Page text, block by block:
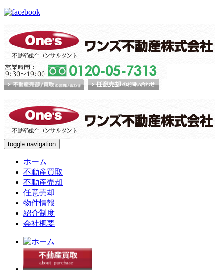
toggle navigation
ホーム
不動産買取
不動産売却
任意売却
物件情報
紹介制度
会社概要